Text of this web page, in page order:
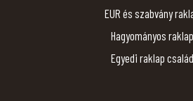
EUR és szabvány
Hagyományos
Egyedi raklap